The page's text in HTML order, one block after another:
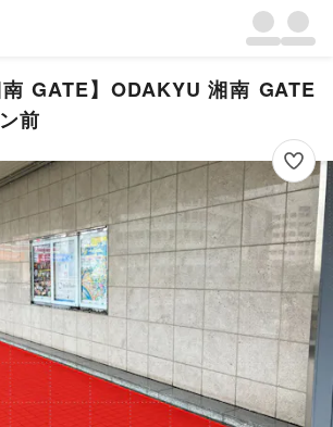
南 GATE】ODAKYU 湘南 GATE
前